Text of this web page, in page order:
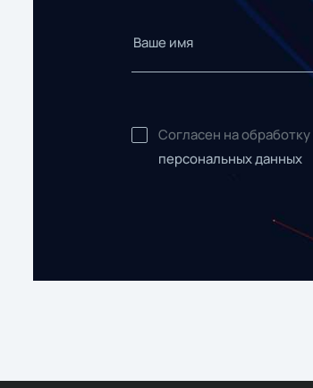
Согласен на обработку
персональных данных